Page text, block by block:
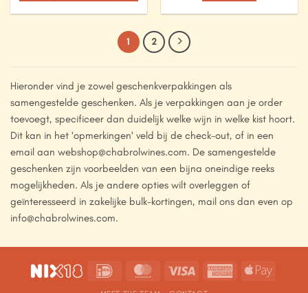
1 2
Hieronder vind je zowel geschenkverpakkingen als
samengestelde geschenken. Als je verpakkingen aan je order
toevoegt, specificeer dan duidelijk welke wijn in welke kist hoort.
Dit kan in het 'opmerkingen' veld bij de check-out, of in een
email aan webshop@chabrolwines.com. De samengestelde
geschenken zijn voorbeelden van een bijna oneindige reeks
mogelijkheden. Als je andere opties wilt overleggen of
geïnteresseerd in zakelijke bulk-kortingen, mail ons dan even op
info@chabrolwines.com.
IDeal MasterCardVisa
AmericanApple